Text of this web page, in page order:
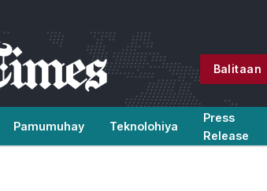
Balitaan
Pamumuhay Teknolohiya
Press
Release